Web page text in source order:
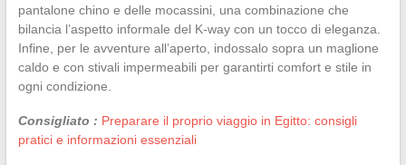
pantalone chino e delle mocassini, una combinazione che
bilancia l’aspetto informale del K-way con un tocco di eleganza.
Infine, per le avventure all’aperto, indossalo sopra un maglione
caldo e con stivali impermeabili per garantirti comfort e stile in
ogni condizione.
Consigliato : Preparare il proprio viaggio in Egitto: consigli
pratici e informazioni essenziali